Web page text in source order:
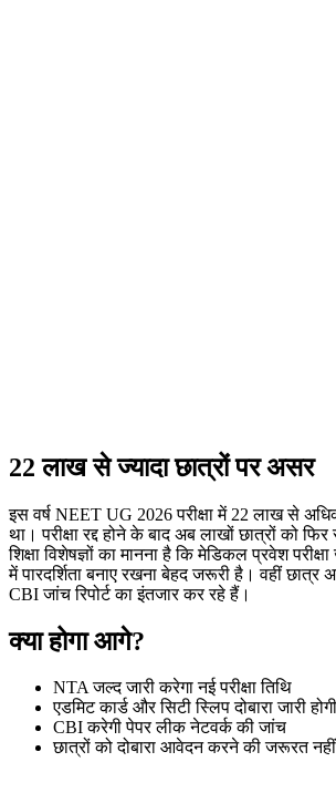
22 लाख से ज्यादा छात्रों पर असर
इस वर्ष NEET UG 2026 परीक्षा में 22 लाख से
था। परीक्षा रद्द होने के बाद अब लाखों छात्रों को फिर
शिक्षा विशेषज्ञों का मानना है कि मेडिकल प्रवेश
में पारदर्शिता बनाए रखना बेहद जरूरी है। वहीं छात्र
CBI जांच रिपोर्ट का इंतजार कर रहे हैं।
क्या होगा आगे?
NTA जल्द जारी करेगा नई परीक्षा तिथि
एडमिट कार्ड और सिटी स्लिप दोबारा जारी होगी
CBI करेगी पेपर लीक नेटवर्क की जांच
छात्रों को दोबारा आवेदन करने की जरूरत नहीं